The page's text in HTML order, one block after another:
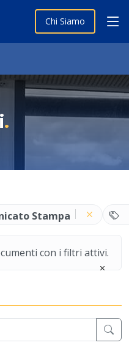
Chi Siamo
.
Stampa
con i filtri attivi.